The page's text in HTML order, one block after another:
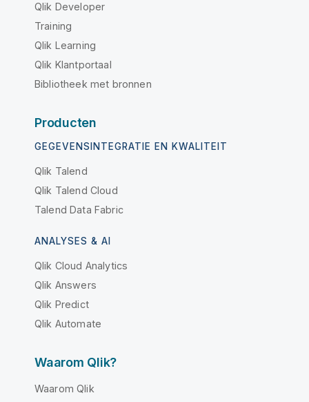
Qlik Developer
Training
Qlik Learning
Qlik Klantportaal
Bibliotheek met bronnen
Producten
GEGEVENSINTEGRATIE EN KWALITEIT
Qlik Talend
Qlik Talend Cloud
Talend Data Fabric
ANALYSES & AI
Qlik Cloud Analytics
Qlik Answers
Qlik Predict
Qlik Automate
Waarom Qlik?
Waarom Qlik